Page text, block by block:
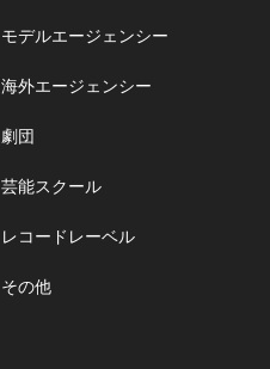
モデルエージェンシー
海外エージェンシー
劇団
芸能スクール
レコードレーベル
その他